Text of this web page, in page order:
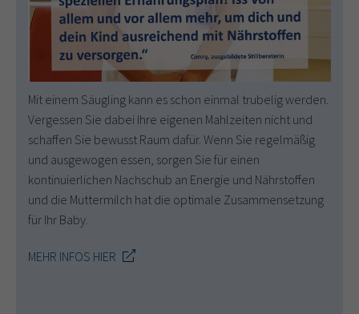
Mit einem Säugling kann es schon einmal trubelig werden.
Vergessen Sie dabei Ihre eigenen Mahlzeiten nicht und
schaffen Sie bewusst Raum dafür. Wenn Sie regelmäßig
und ausgewogen essen, sorgen Sie für einen
kontinuierlichen Nachschub an Energie und Nährstoffen
und die Muttermilch hat die optimale Zusammensetzung
für Ihr Baby.
MEHR INFOS HIER